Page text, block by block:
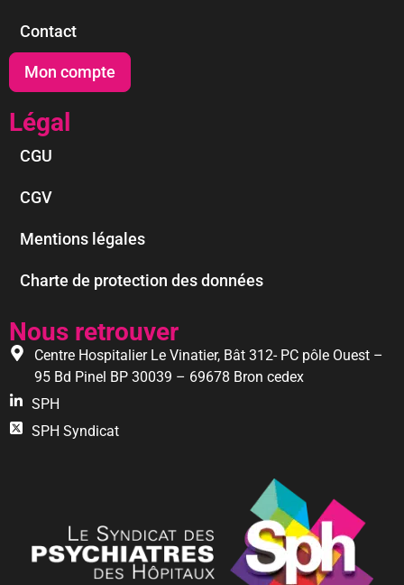
Contact
Mon compte
Légal
CGU
CGV
Mentions légales
Charte de protection des données
Nous retrouver
Centre Hospitalier Le Vinatier, Bât 312- PC pôle Ouest –
95 Bd Pinel BP 30039 – 69678 Bron cedex
SPH
SPH Syndicat